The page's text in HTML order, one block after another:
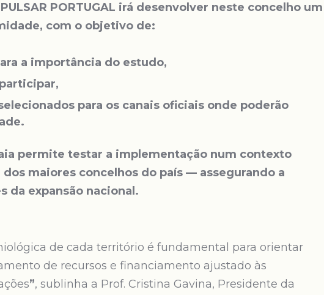
PORTUGAL irá desenvolver neste concelho um
com o objetivo de:
a importância do estudo,
para os canais oficiais onde poderão
permite testar a implementação num contexto
maiores concelhos do país — assegurando a
da expansão nacional.
de cada território é fundamental para orientar
de recursos e financiamento ajustado às
”, sublinha a Prof. Cristina Gavina, Presidente da